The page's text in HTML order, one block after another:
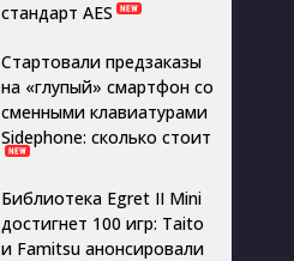
стандарт AES
Стартовали предзаказы
на «глупый» смартфон со
сменными клавиатурами
Sidephone: сколько стоит
Библиотека Egret II Mini
достигнет 100 игр: Taito
и Famitsu анонсировали